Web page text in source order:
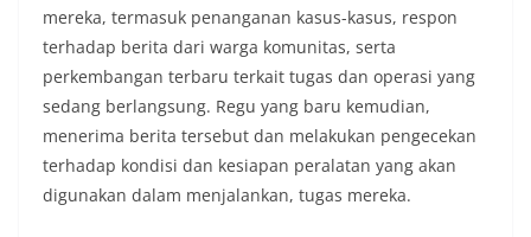
mereka, termasuk penanganan kasus-kasus, respon
terhadap berita dari warga komunitas, serta
perkembangan terbaru terkait tugas dan operasi yang
sedang berlangsung. Regu yang baru kemudian,
menerima berita tersebut dan melakukan pengecekan
terhadap kondisi dan kesiapan peralatan yang akan
digunakan dalam menjalankan, tugas mereka.